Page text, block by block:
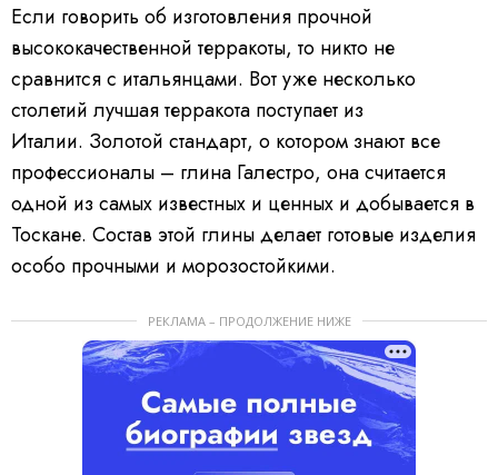
Если говорить об изготовления прочной
высококачественной терракоты, то никто не
сравнится с итальянцами. Вот уже несколько
столетий лучшая терракота поступает из
Италии. Золотой стандарт, о котором знают все
профессионалы – глина Галестро, она считается
одной из самых известных и ценных и добывается в
Тоскане. Состав этой глины делает готовые изделия
особо прочными и морозостойкими.
РЕКЛАМА – ПРОДОЛЖЕНИЕ НИЖЕ